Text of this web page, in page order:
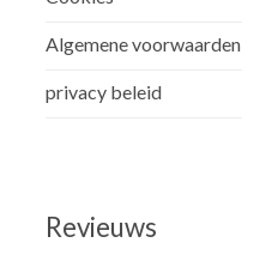
Algemene voorwaarden
privacy beleid
Revieuws